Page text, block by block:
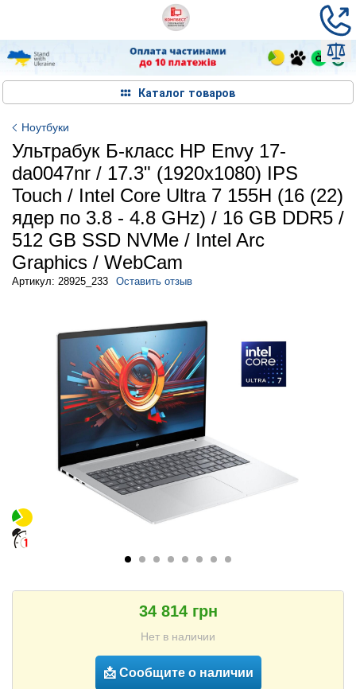
Каталог товаров
Ноутбуки
Ультрабук Б-класс HP Envy 17-
da0047nr / 17.3" (1920x1080) IPS
Touch / Intel Core Ultra 7 155H (16 (22)
ядер по 3.8 - 4.8 GHz) / 16 GB DDR5 /
512 GB SSD NVMe / Intel Arc
Graphics / WebCam
Артикул: 28925_233 Оставить отзыв
34 814 грн
Нет в наличии
📩 Сообщите о наличии